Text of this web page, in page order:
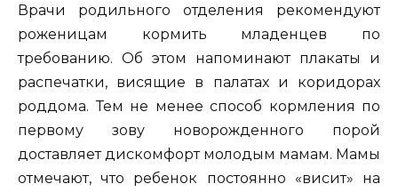
Врачи родильного отделения рекомендуют
роженицам кормить младенцев по
требованию. Об этом напоминают плакаты и
распечатки, висящие в палатах и коридорах
роддома. Тем не менее способ кормления по
первому зову новорожденного порой
доставляет дискомфорт молодым мамам. Мамы
отмечают, что ребенок постоянно «висит» на